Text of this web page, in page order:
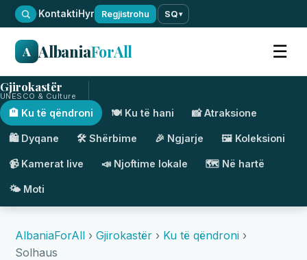
·KontaktiHyr Regjistrohu SQ▾
A AlbaniaForAll ☰
Gjirokastër
UNESCO & Culture
🏨 Ku të qëndroni 🍽️ Ku të hani 📸 Atraksione
🛍️ Dyqane 🛠️ Shërbime 🎉 Ngjarje 🖼️ Koleksioni
📹 Kamerat live 📣 Njoftime lokale 🗺️ Në hartë
🌤️ Moti
AlbaniaForAll › Gjirokastër › Ku të qëndroni ›
Solhaus